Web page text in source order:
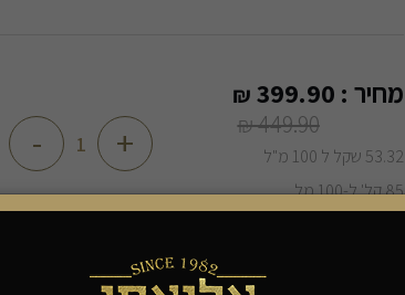
מחיר : 399.90
₪
449.90
₪
53.32 שקל ל 100 מ"ל
85 קל' ל-100 מל
+
-